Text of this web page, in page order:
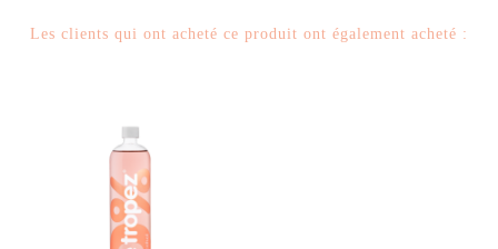
Les clients qui ont acheté ce produit ont également acheté :